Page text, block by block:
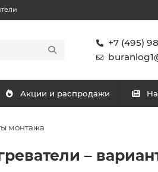
+7 (495)
Акции и распродажи
монтажа
–